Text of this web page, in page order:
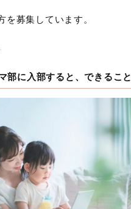
を募集しています。
部に入部すると、できること